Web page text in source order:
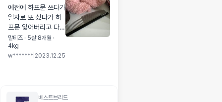
예전에 하프문 쓰다가
일자로 또 샀다가 하
프문 잃어버리고 다시
또 삿어요^^ 그만큼
전 너무 좋습니다 ^^
말티즈 · 5살 8개월 ·
4kg
w******* 2023.12.25
베스트브리드